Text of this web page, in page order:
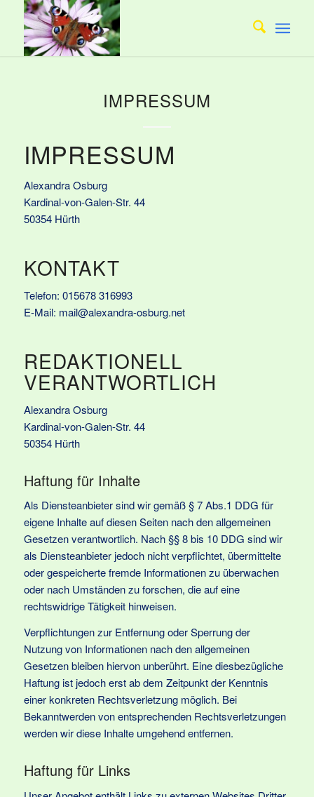
IMPRESSUM
IMPRESSUM
Alexandra Osburg
Kardinal-von-Galen-Str. 44
50354 Hürth
KONTAKT
Telefon: 015678 316993
E-Mail: mail@alexandra-osburg.net
REDAKTIONELL
VERANTWORTLICH
Alexandra Osburg
Kardinal-von-Galen-Str. 44
50354 Hürth
Haftung für Inhalte
Als Diensteanbieter sind wir gemäß § 7 Abs.1 DDG für
eigene Inhalte auf diesen Seiten nach den allgemeinen
Gesetzen verantwortlich. Nach §§ 8 bis 10 DDG sind wir
als Diensteanbieter jedoch nicht verpflichtet, übermittelte
oder gespeicherte fremde Informationen zu überwachen
oder nach Umständen zu forschen, die auf eine
rechtswidrige Tätigkeit hinweisen.
Verpflichtungen zur Entfernung oder Sperrung der
Nutzung von Informationen nach den allgemeinen
Gesetzen bleiben hiervon unberührt. Eine diesbezügliche
Haftung ist jedoch erst ab dem Zeitpunkt der Kenntnis
einer konkreten Rechtsverletzung möglich. Bei
Bekanntwerden von entsprechenden Rechtsverletzungen
werden wir diese Inhalte umgehend entfernen.
Haftung für Links